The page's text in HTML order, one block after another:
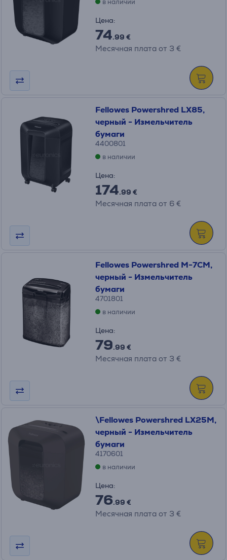
в наличии
Цена:
74.99 €
Месячная плата от 3 €
Fellowes Powershred LX85,
черный - Измельчитель
бумаги
4400801
в наличии
Цена:
174.99 €
Месячная плата от 6 €
Fellowes Powershred M-7CM,
черный - Измельчитель
бумаги
4701801
в наличии
Цена:
79.99 €
Месячная плата от 3 €
\Fellowes Powershred LX25M,
черный - Измельчитель
бумаги
4170601
в наличии
Цена:
76.99 €
Месячная плата от 3 €